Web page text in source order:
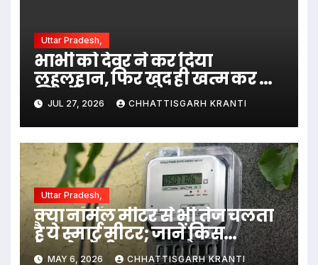
Uttar Pradesh,
भाभी को देवर ने कर दिया
लहूलुहान, फिर खुद ही खत्म कर ली
जिंदगी…
JUL 27, 2026 CHHATTISGARH KRANTI
Uttar Pradesh,
क्या नॉर्मल मीटर से भी तेज चलता
है ये स्मार्ट मीटर; जानें किस
टेक्नोलॉजी पर करता है काम…
MAY 6, 2026 CHHATTISGARH KRANTI